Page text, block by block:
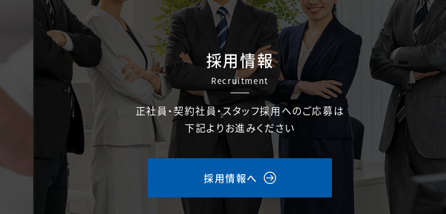
採用情報
Recruitment
正社員・契約社員・スタッフ採用へのご応募は
下記よりお進みください
採用情報へ